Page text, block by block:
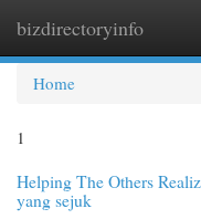
bizdirectoryinfo
Home
1
Helping The Others
yang sejuk